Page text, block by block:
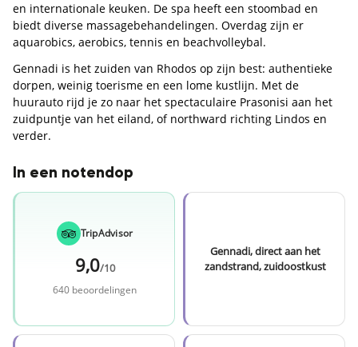
en internationale keuken. De spa heeft een stoombad en
biedt diverse massagebehandelingen. Overdag zijn er
aquarobics, aerobics, tennis en beachvolleybal.
Gennadi is het zuiden van Rhodos op zijn best: authentieke
dorpen, weinig toerisme en een lome kustlijn. Met de
huurauto rijd je zo naar het spectaculaire Prasonisi aan het
zuidpuntje van het eiland, of northward richting Lindos en
verder.
In een notendop
TripAdvisor
9,0/10
640 beoordelingen
Gennadi, direct aan het
zandstrand, zuidoostkust